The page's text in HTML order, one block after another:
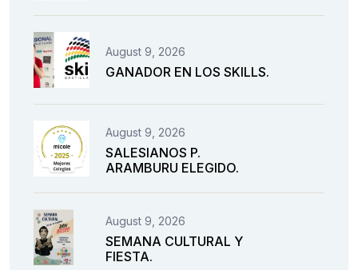
August 9, 2026
GANADOR EN LOS SKILLS.
August 9, 2026
SALESIANOS P.
ARAMBURU ELEGIDO.
August 9, 2026
SEMANA CULTURAL Y
FIESTA.